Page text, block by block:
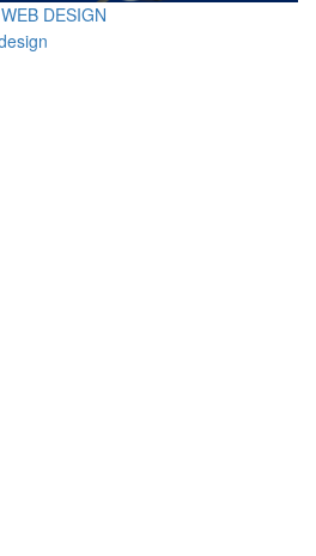
WEB DESIGN